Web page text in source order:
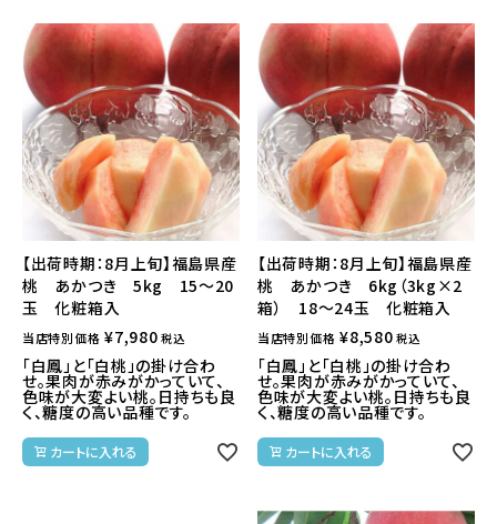
【出荷時期：8月上旬】福島県産
桃 あかつき 5kg 15～20
玉 化粧箱入
当店特別価格 ¥7,980 税込
「白鳳」と「白桃」の掛け合わ
せ。果肉が赤みがかっていて、
色味が大変よい桃。日持ちも良
く、糖度の高い品種です。
カートに入れる
【出荷時期：8月上旬】福島県産
桃 あかつき 6kg（3kg×2
箱） 18～24玉 化粧箱入
当店特別価格 ¥8,580 税込
「白鳳」と「白桃」の掛け合わ
せ。果肉が赤みがかっていて、
色味が大変よい桃。日持ちも良
く、糖度の高い品種です。
カートに入れる